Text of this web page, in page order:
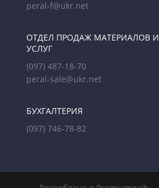
peral-f@ukr.net
ОТДЕЛ ПРОДАЖ МАТЕРИАЛОВ И
УСЛУГ
(097) 487-18-70
peral-sale@ukr.net
БУХГАЛТЕРИЯ
(097) 746-78-82